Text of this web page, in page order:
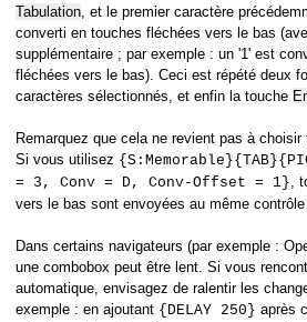
Tabulation, et le premier caractère
converti en touches fléchées vers le bas
supplémentaire ; par exemple : un '1' est
fléchées vers le bas). Ceci est répété deux
caractères sélectionnés, et enfin la touche
Remarquez que cela ne revient pas à
Si vous utilisez
= 3, Conv = D, Conv-Offset = 1},
vers le bas sont envoyées au même
Dans certains navigateurs (par exemple :
une combobox peut être lent. Si vous
automatique, envisagez de ralentir les
exemple : en ajoutant {DELAY 250} après